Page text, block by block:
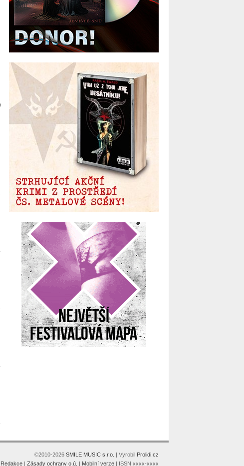
©2010-2026 SMILE MUSIC s.r.o. | Vyrobil Prolidi.cz
Redakce | Zásady ochrany o.ú. | Mobilní verze | ISSN xxxx-xxxx